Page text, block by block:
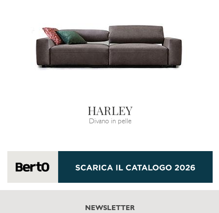
HARLEY
Divano in pelle
NEWSLETTER